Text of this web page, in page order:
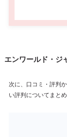
エンワールド・ジ
次に、口コミ・評判
い評判についてまとめ